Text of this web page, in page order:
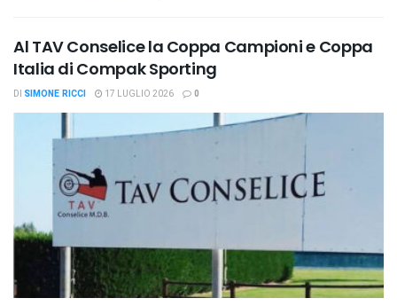
Al TAV Conselice la Coppa Campioni e Coppa
Italia di Compak Sporting
DI SIMONE RICCI 17 LUGLIO 2026 0